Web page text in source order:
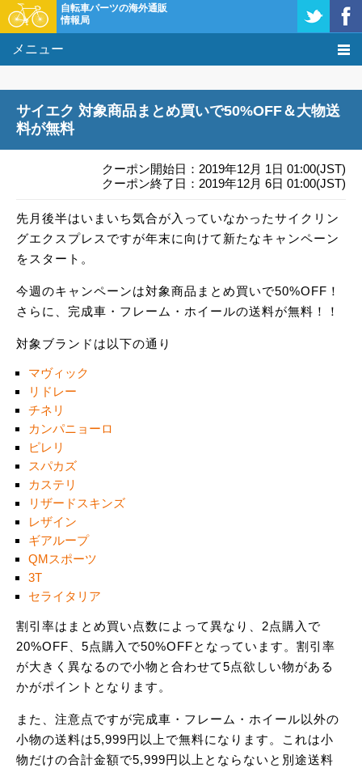
自転車パーツの海外通販
情報局
メニュー
基礎知識
クーポン＆セール
サイエク 対象商品まとめ買いで50%OFF＆大物送
料が無料
クーポン開始日：2019年12月 1日 01:00(JST)
クーポン終了日：2019年12月 6日 01:00(JST)
先月後半はいまいち気合が入っていなかったサイクリン
グエクスプレスですが年末に向けて新たなキャンペーン
をスタート。
今週のキャンペーンは対象商品まとめ買いで50%OFF！
さらに、完成車・フレーム・ホイールの送料が無料！！
対象ブランドは以下の通り
マヴィック
リドレー
チネリ
カンパニョーロ
ピレリ
スパカズ
カステリ
リザードスキンズ
レザイン
ギアループ
QMスポーツ
3T
セライタリア
割引率はまとめ買い点数によって異なり、2点購入で
20%OFF、5点購入で50%OFFとなっています。割引率
が大きく異なるので小物と合わせて5点欲しい物がある
かがポイントとなります。
また、注意点ですが完成車・フレーム・ホイール以外の
小物の送料は5,999円以上で無料になります。これは小
物だけの合計金額で5,999円以上とならないと別途送料